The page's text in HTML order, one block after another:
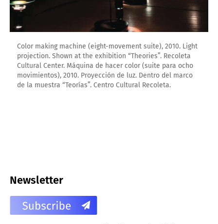
Color making machine (eight-movement suite), 2010. Light
projection. Shown at the exhibition “Theories”. Recoleta
Cultural Center. Máquina de hacer color (suite para ocho
movimientos), 2010. Proyección de luz. Dentro del marco
de la muestra “Teorías”. Centro Cultural Recoleta.
Newsletter